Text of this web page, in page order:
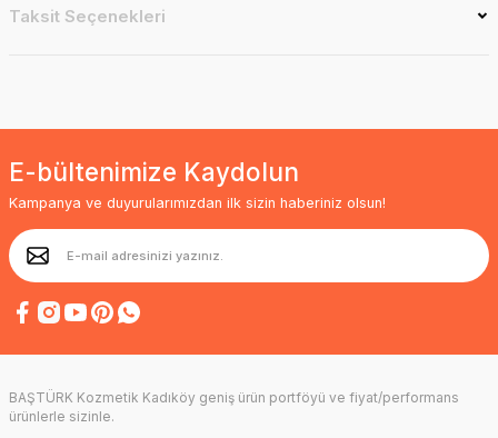
Taksit Seçenekleri
E-bültenimize Kaydolun
Kampanya ve duyurularımızdan ilk sizin haberiniz olsun!
BAŞTÜRK Kozmetik Kadıköy geniş ürün portföyü ve fiyat/performans
ürünlerle sizinle.